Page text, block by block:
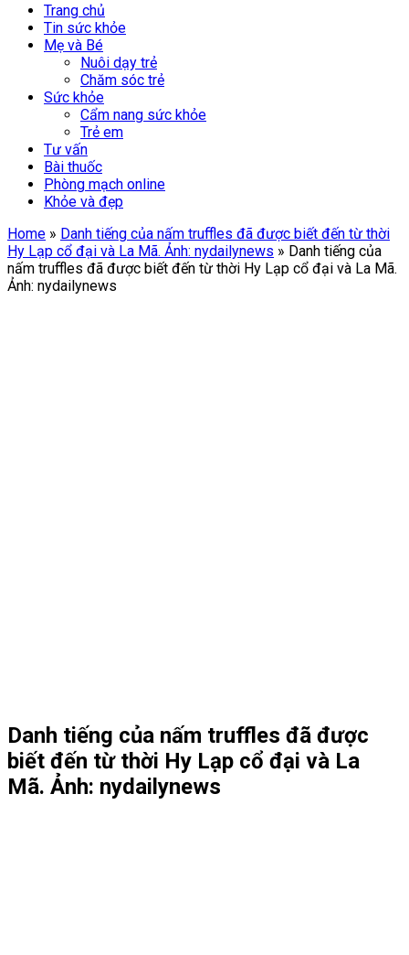
Trang chủ
Tin sức khỏe
Mẹ và Bé
Nuôi dạy trẻ
Chăm sóc trẻ
Sức khỏe
Cẩm nang sức khỏe
Trẻ em
Tư vấn
Bài thuốc
Phòng mạch online
Khỏe và đẹp
Home » Danh tiếng của nấm truffles đã được biết đến từ thời
Hy Lạp cổ đại và La Mã. Ảnh: nydailynews » Danh tiếng của
nấm truffles đã được biết đến từ thời Hy Lạp cổ đại và La Mã.
Ảnh: nydailynews
Danh tiếng của nấm truffles đã được
biết đến từ thời Hy Lạp cổ đại và La
Mã. Ảnh: nydailynews